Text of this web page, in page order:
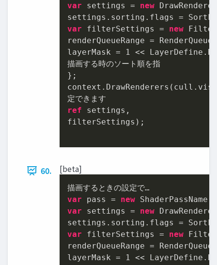
var settings = new
var filterSettings = new
renderQueueRange =
layerMask =
1 << LayerDefine.BG
描画する時のソート順を指
};
ref settings,
filterSettings);
60. [beta]
var pass = new ShaderPassName(
var settings = new
var filterSettings = new
renderQueueRange =
layerMask =
1 << LayerDefine.BG